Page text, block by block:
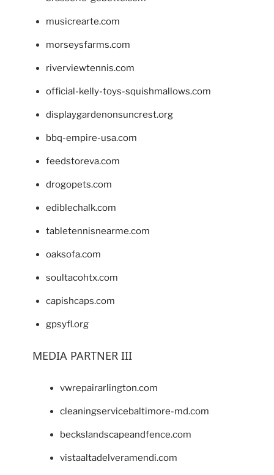
musicrearte.com
morseysfarms.com
riverviewtennis.com
official-kelly-toys-squishmallows.com
displaygardenonsuncrest.org
bbq-empire-usa.com
feedstoreva.com
drogopets.com
ediblechalk.com
tabletennisnearme.com
oaksofa.com
soultacohtx.com
capishcaps.com
gpsyfl.org
MEDIA PARTNER III
vwrepairarlington.com
cleaningservicebaltimore-md.com
beckslandscapeandfence.com
vistaaltadelveramendi.com